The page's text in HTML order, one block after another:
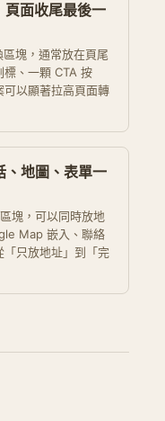
面收尾最後一
塊，通常放在頁尾
標、一顆 CTA 按
以顯著拉高頁面轉
地圖、表單一
塊，可以同時放地
Map 嵌入、聯絡
只放地址」到「完